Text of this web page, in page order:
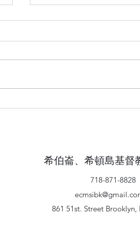
希伯崙、希頓島基督
718-871-8828
861 51st. Street Brooklyn,